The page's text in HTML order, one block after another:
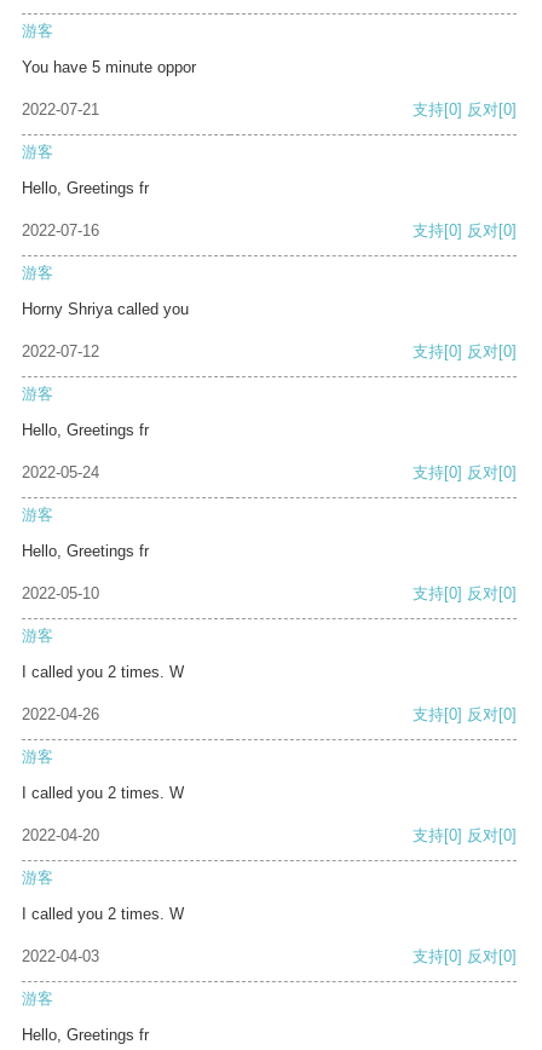
游客
You have 5 minute oppor
2022-07-21 支持[0] 反对[0]
游客
Hello, Greetings fr
2022-07-16 支持[0] 反对[0]
游客
Horny Shriya called you
2022-07-12 支持[0] 反对[0]
游客
Hello, Greetings fr
2022-05-24 支持[0] 反对[0]
游客
Hello, Greetings fr
2022-05-10 支持[0] 反对[0]
游客
I called you 2 times. W
2022-04-26 支持[0] 反对[0]
游客
I called you 2 times. W
2022-04-20 支持[0] 反对[0]
游客
I called you 2 times. W
2022-04-03 支持[0] 反对[0]
游客
Hello, Greetings fr